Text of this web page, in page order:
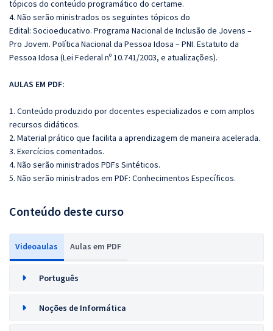
tópicos do conteúdo programático do certame.
4. Não serão ministrados os seguintes tópicos do
Edital: Socioeducativo. Programa Nacional de Inclusão de Jovens –
Pro Jovem. Política Nacional da Pessoa Idosa – PNI. Estatuto da
Pessoa Idosa (Lei Federal nº 10.741/2003, e atualizações).
AULAS EM PDF:
1. Conteúdo produzido por docentes especializados e com amplos
recursos didáticos.
2. Material prático que facilita a aprendizagem de maneira acelerada.
3. Exercícios comentados.
4. Não serão ministrados PDFs Sintéticos.
5. Não serão ministrados em PDF: Conhecimentos Específicos.
Conteúdo deste curso
Videoaulas Aulas em PDF
Português
Noções de Informática